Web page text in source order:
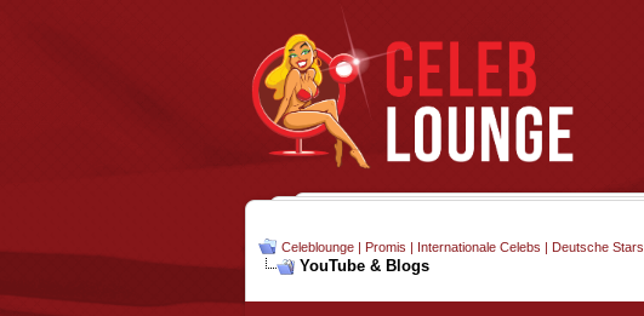
Celeblounge | Promis | Internationale Celebs | Deutsche Stars
YouTube & Blogs